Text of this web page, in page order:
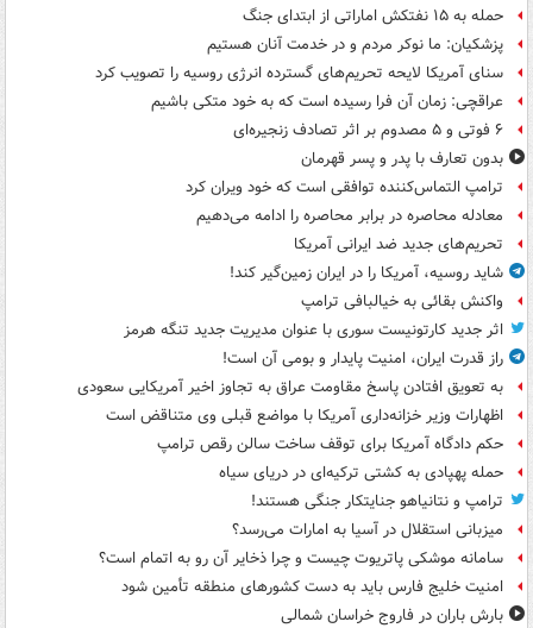
حمله به ۱۵ نفتکش‌ اماراتی از ابتدای جنگ
پزشکیان: ما نوکر مردم و در خدمت آنان هستیم
سنای آمریکا لایحه تحریم‌های گسترده انرژی روسیه را تصویب کرد
عراقچی: زمان آن فرا رسیده است که به خود متکی باشیم
۶ فوتی و ۵ مصدوم بر اثر تصادف زنجیره‌ای
بدون تعارف با پدر و پسر قهرمان
ترامپ التماس‌کننده توافقی است که خود ویران کرد
معادله محاصره در برابر محاصره را ادامه می‌دهیم
تحریم‌های جدید ضد ایرانی آمریکا
شاید روسیه، آمریکا را در ایران زمین‌گیر کند!
واکنش بقائی به خیالبافی ترامپ
اثر جدید کارتونیست سوری با عنوان مدیریت جدید تنگه هرمز
راز قدرت ایران، امنیت پایدار و بومی آن است!
به تعویق افتادن پاسخ مقاومت عراق به تجاوز اخیر آمریکایی سعودی
اظهارات وزیر خزانه‌داری آمریکا با مواضع قبلی وی متناقض است
حکم دادگاه آمریکا برای توقف ساخت سالن رقص ترامپ
حمله پهپادی به کشتی ترکیه‌ای در دریای سیاه
ترامپ و نتانیاهو جنایتکار جنگی هستند!
میزبانی استقلال در آسیا به امارات می‌رسد؟
سامانه موشکی پاتریوت چیست و چرا ذخایر آن رو به اتمام است؟
امنیت خلیج فارس باید به دست کشورهای منطقه تأمین شود
بارش باران در فاروج خراسان شمالی